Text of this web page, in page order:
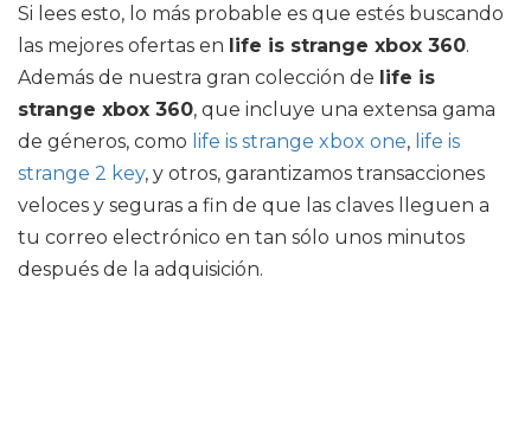
Si lees esto, lo más probable es que estés buscando
las mejores ofertas en life is strange xbox 360.
Además de nuestra gran colección de life is
strange xbox 360, que incluye una extensa gama
de géneros, como life is strange xbox one, life is
strange 2 key, y otros, garantizamos transacciones
veloces y seguras a fin de que las claves lleguen a
tu correo electrónico en tan sólo unos minutos
después de la adquisición.